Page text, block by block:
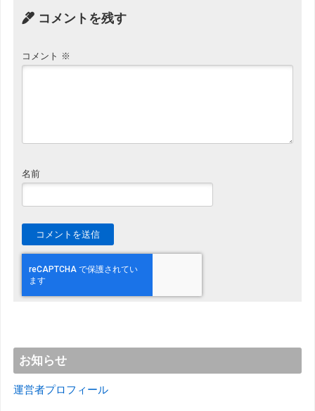
コメントを残す
コメント ※
名前
お知らせ
運営者プロフィール